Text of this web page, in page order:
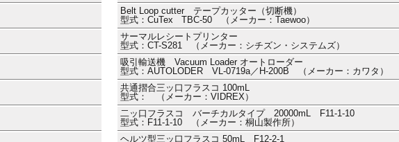
Belt Loop cutter テープカッター（切断機）
型式：CuTex TBC-50 （メーカー：Taewoo）
サーマルレシートプリンター
型式：CT-S281 （メーカー：シチズン・システムズ）
吸引輸送機 Vacuum Loader オートローダー
型式：AUTOLODER VL-0719a／H-200B （メーカー：カワタ）
共通摺合三ッ口フラスコ 100mL
型式： （メーカー：VIDREX）
二ッ口フラスコ バーチカルタイプ 20000mL F11-1-10
型式：F11-1-10 （メーカー：桐山製作所）
ヘルツ型三ッ口フラスコ 50mL F12-2-1